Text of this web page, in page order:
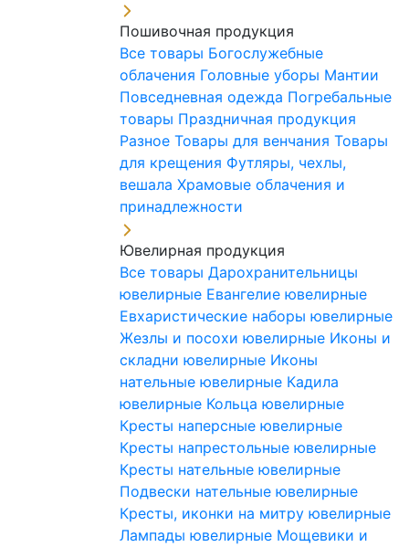
Пошивочная продукция
Все товары Богослужебные
облачения Головные уборы Мантии
Повседневная одежда Погребальные
товары Праздничная продукция
Разное Товары для венчания Товары
для крещения Футляры, чехлы,
вешала Храмовые облачения и
принадлежности
Ювелирная продукция
Все товары Дарохранительницы
ювелирные Евангелие ювелирные
Евхаристические наборы ювелирные
Жезлы и посохи ювелирные Иконы и
складни ювелирные Иконы
нательные ювелирные Кадила
ювелирные Кольца ювелирные
Кресты наперсные ювелирные
Кресты напрестольные ювелирные
Кресты нательные ювелирные
Подвески нательные ювелирные
Кресты, иконки на митру ювелирные
Лампады ювелирные Мощевики и